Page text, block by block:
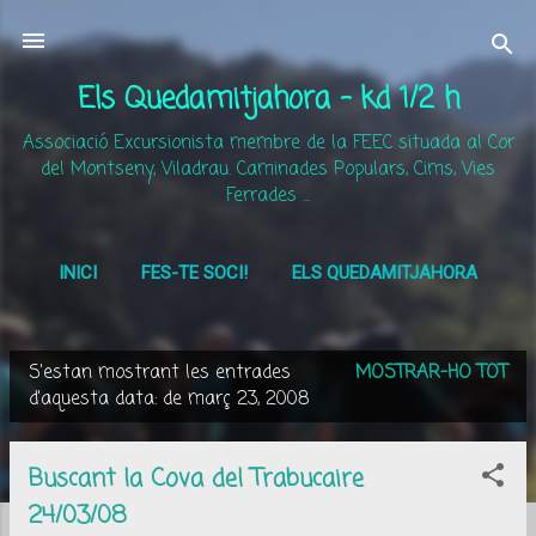
Salta al contingut principal
Els Quedamitjahora - kd 1/2 h
Associació Excursionista membre de la FEEC situada al Cor
del Montseny, Viladrau. Caminades Populars, Cims, Vies
Ferrades ...
INICI FES-TE SOCI! ELS QUEDAMITJAHORA
MÉS…
n
S'estan mostrant les entrades
d'aquesta data: de març 23, 2008
MOSTRAR-HO TOT
Buscant la Cova del Trabucaire
24/03/08